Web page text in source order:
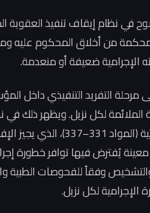
من أخلاق المحكوم عليه
الإجرامية ضعيفة أو منعدمة.
مرحلة التفريد التنفيذي داخل
الملائمة لكل نزيل. ويظهر ذلك
قانون أصول المحاكمات
يُفترض فيها توافر خطورة
والتشخيص وفقاً للفحوصات
لكل نزيل.